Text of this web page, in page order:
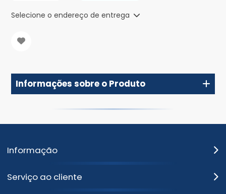
Selecione o endereço de entrega
Informações sobre o Produto
Informação
Serviço ao cliente